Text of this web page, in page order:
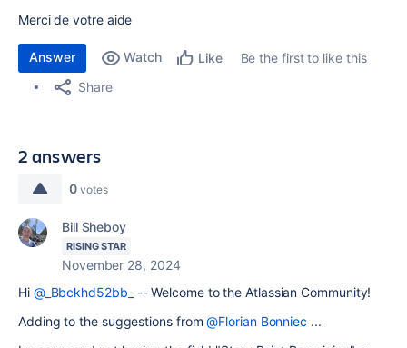
Merci de votre aide
Answer Watch Like
Be the first to like this
Share
2 answers
0 votes
Bill Sheboy
RISING STAR
November 28, 2024
Hi @_Bbckhd52bb_
-- Welcome to the Atlassian Community!
Adding to the suggestions from@Florian Bonniec ...